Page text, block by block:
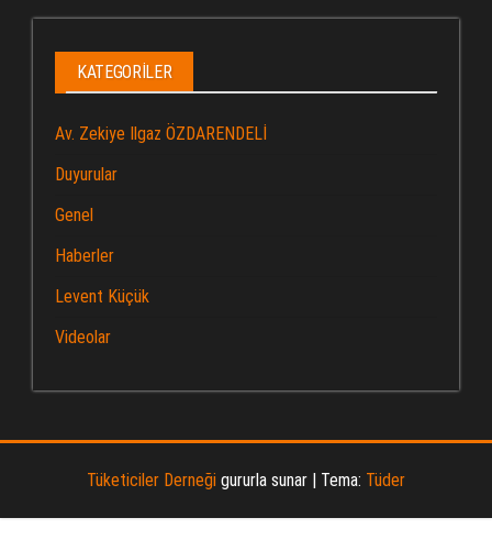
KATEGORILER
Av. Zekiye Ilgaz ÖZDARENDELİ
Duyurular
Genel
Haberler
Levent Küçük
Videolar
Tüketiciler Derneği gururla sunar | Tema: Tüder